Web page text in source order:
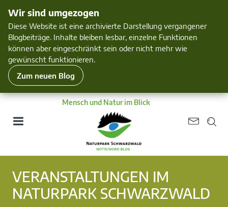
Wir sind umgezogen
Diese Website ist eine archivierte Darstellung vergangener
Blogbeiträge. Inhalte bleiben lesbar, einzelne Funktionen
können aber eingeschränkt sein oder nicht mehr wie
gewünscht funktionieren.
Zum neuen Blog
Mensch und Natur im Blick
VERANSTALTUNGEN IM
NATURPARK SCHWARZWALD